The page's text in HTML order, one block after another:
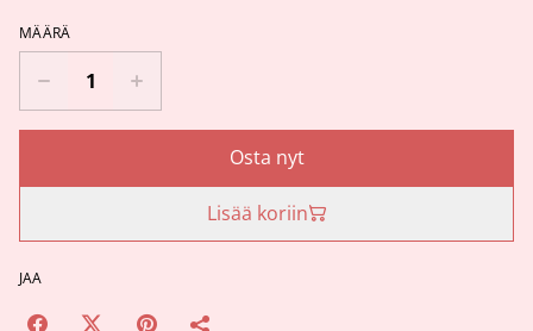
MÄÄRÄ
Osta nyt
Lisää koriin
JAA